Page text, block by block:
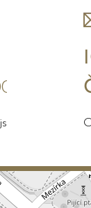
soudem v